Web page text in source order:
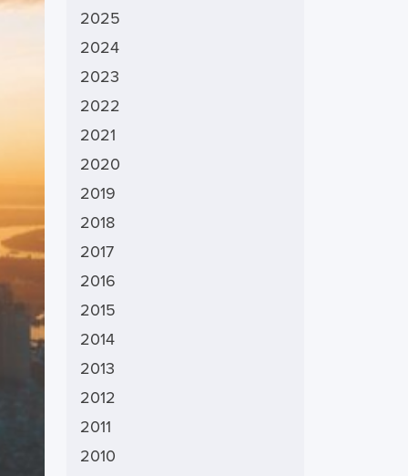
2025
2024
2023
2022
2021
2020
2019
2018
2017
2016
2015
2014
2013
2012
2011
2010